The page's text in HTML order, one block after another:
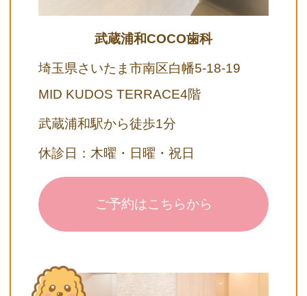
武蔵浦和COCO歯科
埼玉県さいたま市南区白幡5-18-19
MID KUDOS TERRACE4階
武蔵浦和駅から徒歩1分
休診日：木曜・日曜・祝日
ご予約はこちらから